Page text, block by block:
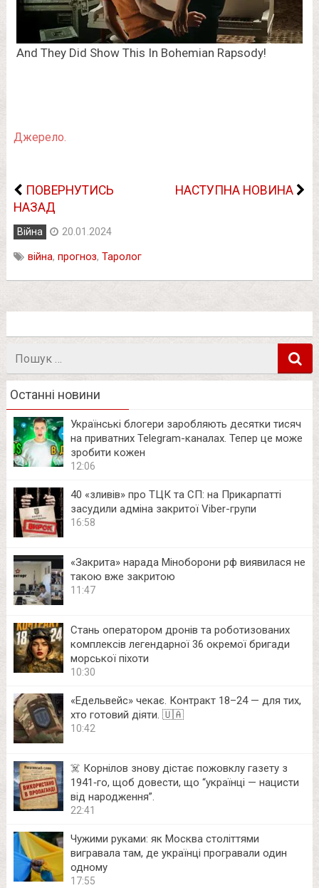
Джерело.
ПОВЕРНУТИСЬ
НАЗАД
НАСТУПНА НОВИНА
Війна 20.01.2024
війна, прогноз, Таролог
Останні новини
Українські блогери заробляють десятки тисяч
на приватних Telegram-каналах. Тепер це може
зробити кожен
12:06
40 «зливів» про ТЦК та СП: на Прикарпатті
засудили адміна закритої Viber-групи
16:58
«Закрита» нарада Міноборони рф виявилася не
такою вже закритою
11:47
Стань оператором дронів та роботизованих
комплексів легендарної 36 окремої бригади
морської піхоти
10:30
«Едельвейс» чекає. Контракт 18–24 — для тих,
хто готовий діяти. 🇺🇦
10:42
☠️ Корнілов знову дістає пожовклу газету з
1941‑го, щоб довести, що “українці — нацисти
від народження”.
22:41
Чужими руками: як Москва століттями
вигравала там, де українці програвали один
одному
17:55